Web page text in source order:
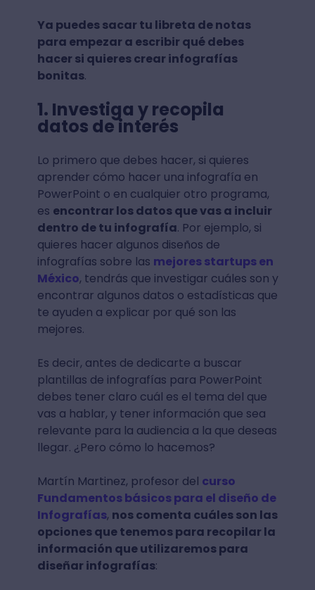
Ya puedes sacar tu libreta de notas
para empezar a escribir qué debes
hacer si quieres crear infografías
bonitas.
1. Investiga y recopila
datos de interés
Lo primero que debes hacer, si quieres
aprender cómo hacer una infografía en
PowerPoint o en cualquier otro programa,
es encontrar los datos que vas a incluir
dentro de tu infografía. Por ejemplo, si
quieres hacer algunos diseños de
infografías sobre las mejores startups en
México, tendrás que investigar cuáles son y
encontrar algunos datos o estadísticas que
te ayuden a explicar por qué son las
mejores.
Es decir, antes de dedicarte a buscar
plantillas de infografías para PowerPoint
debes tener claro cuál es el tema del que
vas a hablar, y tener información que sea
relevante para la audiencia a la que deseas
llegar. ¿Pero cómo lo hacemos?
Martín Martinez, profesor del curso
Fundamentos básicos para el diseño de
Infografías, nos comenta cuáles son las
opciones que tenemos para recopilar la
información que utilizaremos para
diseñar infografías: